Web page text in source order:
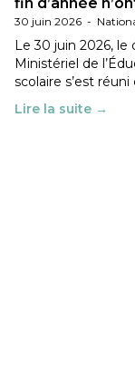
30 juin 2026 -
Le 30 juin 2026, le
Ministériel de
scolaire s’est
Lire la suite →